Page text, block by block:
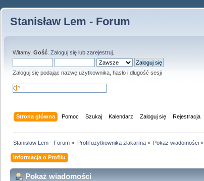
Stanisław Lem - Forum
Witamy, Gość Zaloguj się lub zarejestruj
Zaloguj się podając nazwę użytkownika, hasło i długość sesji
Strona główna Pomoc Szukaj Kalendarz Zaloguj się Rejestracja
Stanisław Lem - Forum » Profil użytkownika zlakarma» Pokaż wiadomości»
Informacja o Profilu
Pokaż wiadomości